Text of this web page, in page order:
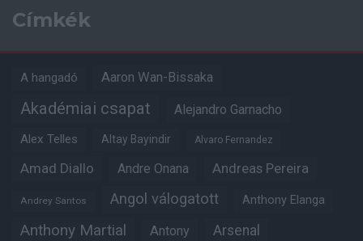
Címkék
A hangadó Aaron Wan-Bissaka
Akadémiai csapat Alejandro Garnacho
Alex Telles Altay Bayindir Alvaro Fernandez
Amad Diallo Andre Onana Andreas Pereira
Andrey Santos Angol válogatott Anthony Elanga
Anthony Martial Antony Arsenal